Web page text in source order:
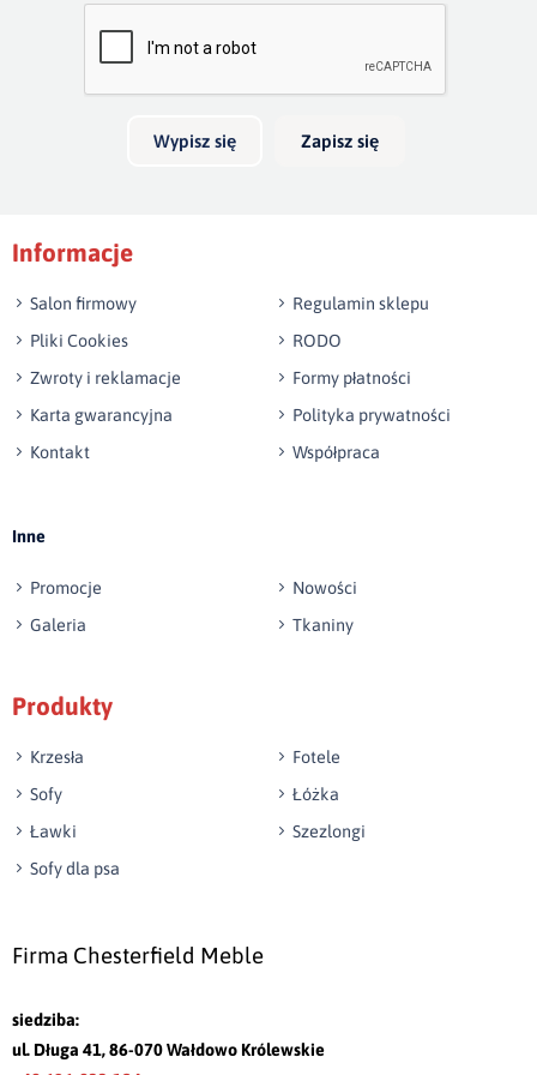
skrzynia na pościel będzie mieć 30cm głębokości. Wezgłowie
Bardzo dobry
Twoja opinia o produkcie
Wyślij opinię
Wypisz się Zapisz się
Informacje
Salon firmowy
Regulamin sklepu
Pliki Cookies
RODO
Zwroty i reklamacje
Formy płatności
Karta gwarancyjna
Polityka prywatności
Kontakt
Współpraca
Inne
Promocje
Nowości
Galeria
Tkaniny
Produkty
Krzesła
Fotele
Sofy
Łóżka
Ławki
Szezlongi
Sofy dla psa
Firma Chesterfield Meble
siedziba:
ul. Długa 41, 86-070 Wałdowo Królewskie